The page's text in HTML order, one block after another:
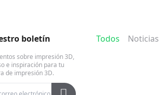
boletín
sobre impresión 3D,
e inspiración para tu
de impresión 3D.
Todos Noticias